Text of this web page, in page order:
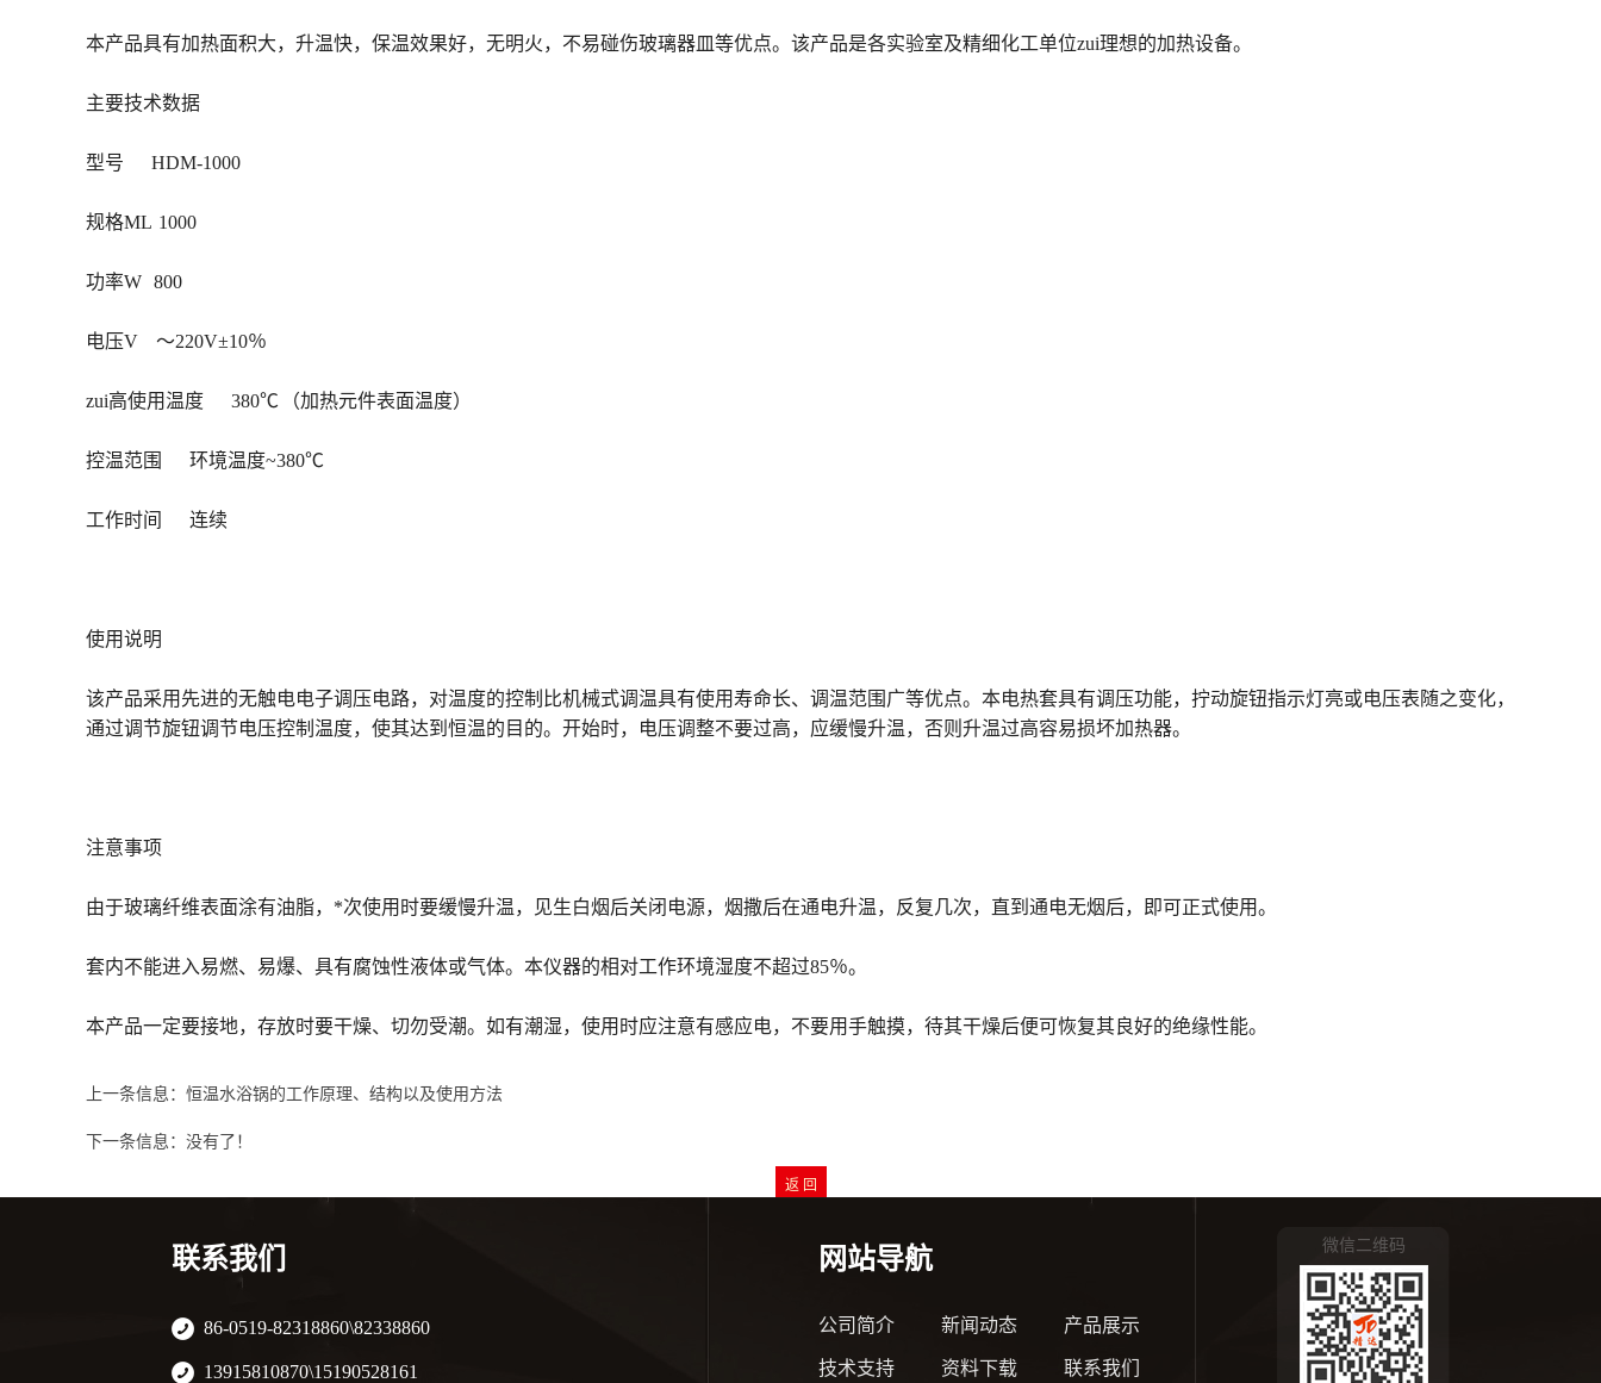
本产品具有加热面积大，升温快，保温效果好，无明火，不易碰伤玻璃器皿等优点。该产品是各实验室及精细化工单位zui理想的加热设备。
主要技术数据
型号 HDM-1000
规格ML 1000
功率W 800
电压V ～220V±10％
zui高使用温度 380℃ （加热元件表面温度）
控温范围 环境温度~380℃
工作时间 连续
使用说明
该产品采用先进的无触电电子调压电路，对温度的控制比机械式调温具有使用寿命长、调温范围广等优点。本电热套具有调压功能，拧动旋钮指示灯亮或电压表随之变化，
通过调节旋钮调节电压控制温度，使其达到恒温的目的。开始时，电压调整不要过高，应缓慢升温，否则升温过高容易损坏加热器。
注意事项
由于玻璃纤维表面涂有油脂，*次使用时要缓慢升温，见生白烟后关闭电源，烟撒后在通电升温，反复几次，直到通电无烟后，即可正式使用。
套内不能进入易燃、易爆、具有腐蚀性液体或气体。本仪器的相对工作环境湿度不超过85％。
本产品一定要接地，存放时要干燥、切勿受潮。如有潮湿，使用时应注意有感应电，不要用手触摸，待其干燥后便可恢复其良好的绝缘性能。
上一条信息： 恒温水浴锅的工作原理、结构以及使用方法
下一条信息：没有了！
联系我们
86-0519-82318860\82338860
13915810870\15190528161
网站导航
公司简介 新闻动态 产品展示
技术支持 资料下载 联系我们
微信二维码